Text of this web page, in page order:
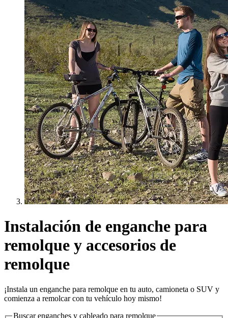
Instalación de enganche para
remolque y accesorios de
remolque
¡Instala un enganche para remolque en tu auto, camioneta o SUV y
comienza a remolcar con tu vehículo hoy mismo!
Buscar enganches y cableado para remolque